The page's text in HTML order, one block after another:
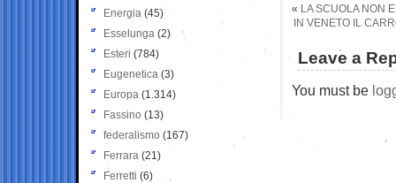
« LA SCUOLA NON
IN VENETO IL
Leave a
You must be
Energia (45)
Esselunga (2)
Esteri (784)
Eugenetica (3)
Europa (1.314)
Fassino (13)
federalismo (167)
Ferrara (21)
Ferretti (6)